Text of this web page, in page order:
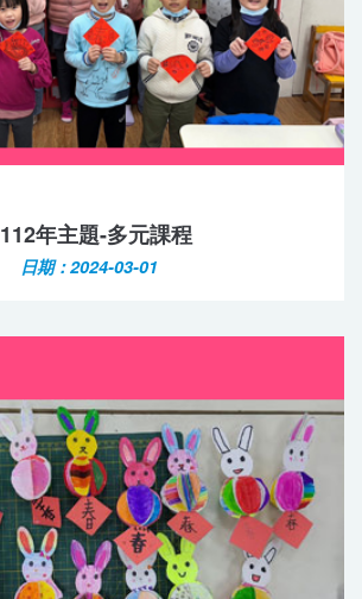
112年主題-多元課程
日期：2024-03-01